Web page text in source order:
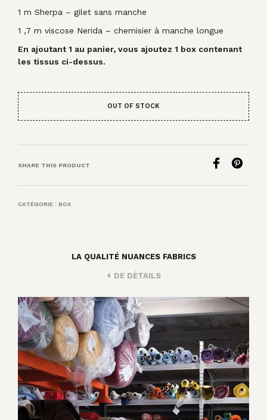
1 m Sherpa – gilet sans manche
1 ,7 m viscose Nerida – chemisier à manche longue
En ajoutant 1 au panier, vous ajoutez 1 box contenant
les tissus ci-dessus.
OUT OF STOCK
SHARE THIS PRODUCT
CATÉGORIE : BOX
LA QUALITÉ NUANCES FABRICS
+ DE DÉTAILS